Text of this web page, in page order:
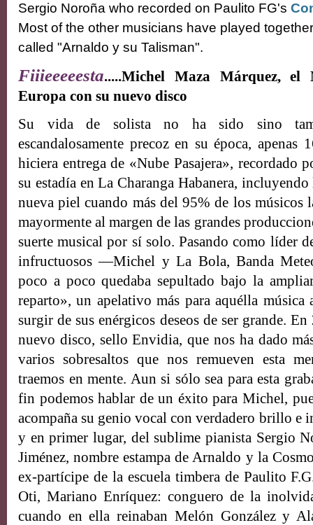
Sergio Noroña who recorded on Paulito FG's
Most of the other musicians have played
called "Arnaldo y su Talisman".
Fiiieeeeesta.....Michel Maza Márquez, el
Europa con su nuevo disco
Su vida de solista no ha sido sino
escandalosamente precoz en su época,
hiciera entrega de «Nube Pasajera», recordado
su estadía en La Charanga Habanera,
nueva piel cuando más del 95% de los músicos
mayormente al margen de las grandes
suerte musical por sí solo. Pasando como líder
infructuosos —Michel y La Bola, Banda
poco a poco quedaba sepultado bajo la
reparto», un apelativo más para aquélla música
surgir de sus enérgicos deseos de ser grande.
nuevo disco, sello Envidia, que nos ha dado
varios sobresaltos que nos remueven esta
traemos en mente. Aun si sólo sea para esta
fin podemos hablar de un éxito para Michel,
acompaña su genio vocal con verdadero brillo e
y en primer lugar, del sublime pianista Sergio
Jiménez, nombre estampa de Arnaldo y la
ex-partícipe de la escuela timbera de Paulito
Oti, Mariano Enríquez: conguero de la
cuando en ella reinaban Melón González y